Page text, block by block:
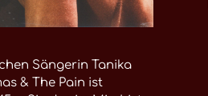
Sängerin Tanika
& The Pain ist